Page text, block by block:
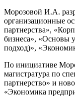
Морозовой И.А.
организационные
партнерства»,
бизнеса», «Основы
подход)»,
По инициативе
магистратура по
партнерство» и
«Экономика